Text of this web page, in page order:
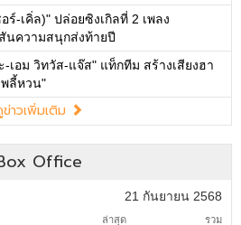
ร์-เคิ่ล)" ปล่อยซิงเกิลที่ 2 เพลง
นความสนุกส่งท้ายปี
เอม วิทวัส-แจ๊ส" แท็กทีม สร้างเสียงฮา
ลี้หวน"
าวเพิ่มเติม
Office
21 กันยายน 2568
ล่าสุด รวม